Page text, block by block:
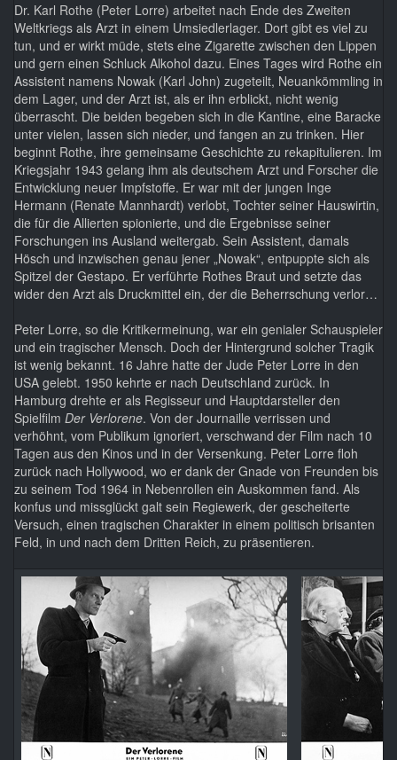
Dr. Karl Rothe (Peter Lorre) arbeitet nach Ende des Zweiten
Weltkriegs als Arzt in einem Umsiedlerlager. Dort gibt es viel zu
tun, und er wirkt müde, stets eine Zigarette zwischen den Lippen
und gern einen Schluck Alkohol dazu. Eines Tages wird Rothe ein
Assistent namens Nowak (Karl John) zugeteilt, Neuankömmling in
dem Lager, und der Arzt ist, als er ihn erblickt, nicht wenig
überrascht. Die beiden begeben sich in die Kantine, eine Baracke
unter vielen, lassen sich nieder, und fangen an zu trinken. Hier
beginnt Rothe, ihre gemeinsame Geschichte zu rekapitulieren. Im
Kriegsjahr 1943 gelang ihm als deutschem Arzt und Forscher die
Entwicklung neuer Impfstoffe. Er war mit der jungen Inge
Hermann (Renate Mannhardt) verlobt, Tochter seiner Hauswirtin,
die für die Allierten spionierte, und die Ergebnisse seiner
Forschungen ins Ausland weitergab. Sein Assistent, damals
Hösch und inzwischen genau jener „Nowak“, entpuppte sich als
Spitzel der Gestapo. Er verführte Rothes Braut und setzte das
wider den Arzt als Druckmittel ein, der die Beherrschung verlor…
Peter Lorre, so die Kritikermeinung, war ein genialer Schauspieler
und ein tragischer Mensch. Doch der Hintergrund solcher Tragik
ist wenig bekannt. 16 Jahre hatte der Jude Peter Lorre in den
USA gelebt. 1950 kehrte er nach Deutschland zurück. In
Hamburg drehte er als Regisseur und Hauptdarsteller den
Spielfilm Der Verlorene. Von der Journaille verrissen und
verhöhnt, vom Publikum ignoriert, verschwand der Film nach 10
Tagen aus den Kinos und in der Versenkung. Peter Lorre floh
zurück nach Hollywood, wo er dank der Gnade von Freunden bis
zu seinem Tod 1964 in Nebenrollen ein Auskommen fand. Als
konfus und missglückt galt sein Regiewerk, der gescheiterte
Versuch, einen tragischen Charakter in einem politisch brisanten
Feld, in und nach dem Dritten Reich, zu präsentieren.